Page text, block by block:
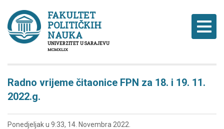
FAKULTET
POLITIČKIH
NAUKA
UNIVERZITET U SARAJEVU
MCMXLIX
Radno vrijeme čitaonice FPN za 18. i 19. 11.
2022.g.
Ponedjeljak u 9:33, 14. Novembra 2022.